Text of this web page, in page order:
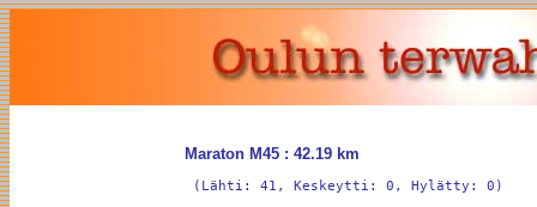
Maraton M45 : 42.19 km
(Lähti: 41, Keskeytti: 0, Hylätty: 0)